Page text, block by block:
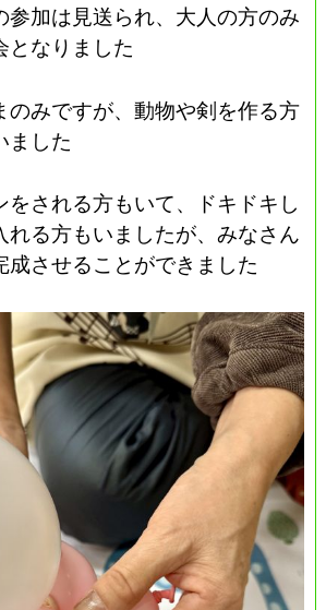
参加は見送られ、大人の方のみ
となりました
のみですが、動物や剣を作る方
ました
をされる方もいて、ドキドキし
れる方もいましたが、みなさん
成させることができました